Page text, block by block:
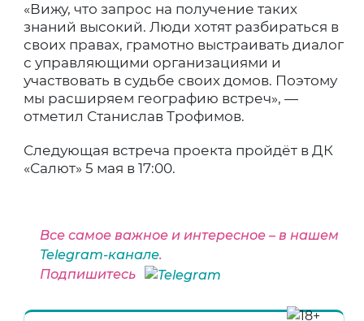
«Вижу, что запрос на получение таких
знаний высокий. Люди хотят разбираться в
своих правах, грамотно выстраивать диалог
с управляющими организациями и
участвовать в судьбе своих домов. Поэтому
мы расширяем географию встреч», —
отметил Станислав Трофимов.
Следующая встреча проекта пройдёт в ДК
«Салют» 5 мая в 17:00.
Все самое важное и интересное – в нашем
Telegram-канале.
Подпишитесь